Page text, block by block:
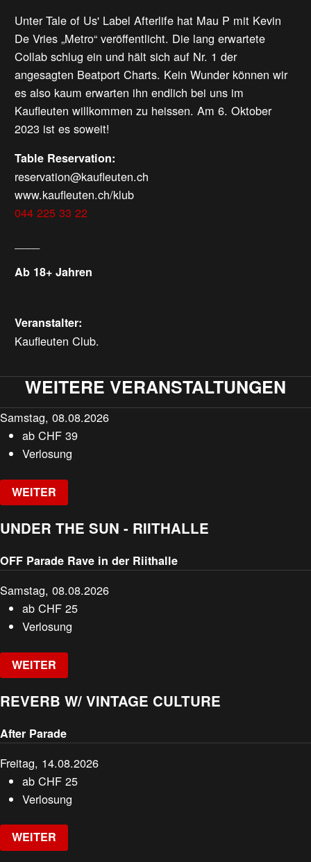
Unter Tale of Us' Label Afterlife hat Mau P mit Kevin
De Vries „Metro“ veröffentlicht. Die lang erwartete
Collab schlug ein und hält sich auf Nr. 1 der
angesagten Beatport Charts. Kein Wunder können wir
es also kaum erwarten ihn endlich bei uns im
Kaufleuten willkommen zu heissen. Am 6. Oktober
2023 ist es soweit!
Table Reservation:
reservation@kaufleuten.ch
www.kaufleuten.ch/klub
044 225 33 22
Ab 18+ Jahren
Veranstalter:
Kaufleuten Club.
WEITERE VERANSTALTUNGEN
Samstag, 08.08.2026
abCHF 39
Verlosung
WEITER
UNDER THE SUN - RIITHALLE
OFF Parade Rave in der Riithalle
Samstag, 08.08.2026
abCHF 25
Verlosung
WEITER
REVERB W/ VINTAGE CULTURE
After Parade
Freitag, 14.08.2026
abCHF 25
Verlosung
WEITER